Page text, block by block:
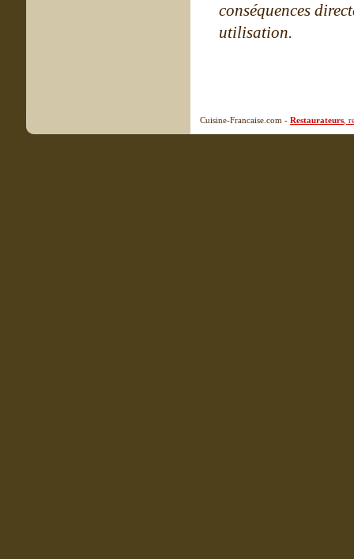
conséquences
utilisation.
Cuisine-Francaise.com - Restaurateurs ,